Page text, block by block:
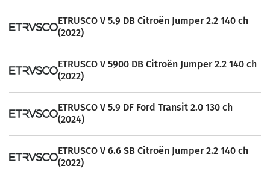
ETRUSCO V 5.9 DB Citroën Jumper 2.2 140 ch
(2022)
ETRUSCO V 5900 DB Citroën Jumper 2.2 140 ch
(2022)
ETRUSCO V 5.9 DF Ford Transit 2.0 130 ch
(2024)
ETRUSCO V 6.6 SB Citroën Jumper 2.2 140 ch
(2022)